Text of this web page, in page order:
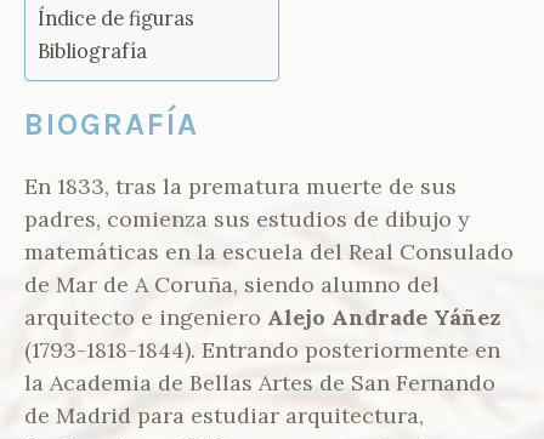
Índice de figuras
Bibliografía
BIOGRAFÍA
En 1833, tras la prematura muerte de sus
padres, comienza sus estudios de dibujo y
matemáticas en la escuela del Real Consulado
de Mar de A Coruña, siendo alumno del
arquitecto e ingeniero Alejo Andrade Yáñez
(1793-1818-1844). Entrando posteriormente en
la Academia de Bellas Artes de San Fernando
de Madrid para estudiar arquitectura,